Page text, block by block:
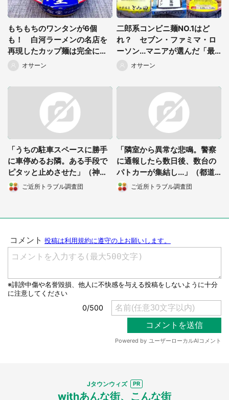
選択する
もちもちのワンタンが6個
も！ 白河ラーメンの名店を
再現したカップ麺は完全に
「ご馳走」だった
オサーン
二郎系コンビニ麺NO.1はど
れ？ セブン・ファミマ・ロ
ーソン...マニアが選んだ「最
強の一杯」は
オサーン
「うちの駐車スペースに勝手
に車停めるお隣。ある手段で
ピタッと止めさせた」（神奈
川県・30代女性）
ご近所トラブル調査団
「隣室から異常な悲鳴。警察
に通報したら数日後、数台の
パトカーが集結し...」（都道
府県不明・20代女性）
ご近所トラブル調査団
Jタウンウィズ
withあんな街、こんな街